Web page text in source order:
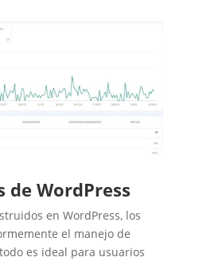
de WordPress
en WordPress, los
el manejo de
es ideal para usuarios